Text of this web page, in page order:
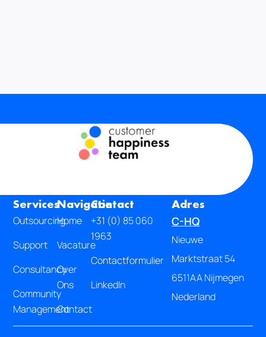
Services
Outsourcing
Support
Consultancy
Community
Management
Navigatie
Home
Vacature
Over
Ons
Contact
Contact
+31 (0) 85 060
1963
Contactformulier
LinkedIn
Adres
C-HQ
Nieuwe
Marktstraat 54
6511AA Nijmegen
Nederland